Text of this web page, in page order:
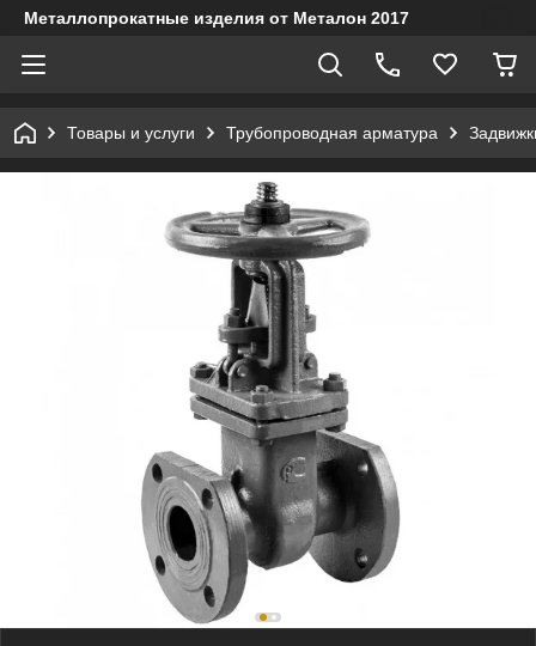
Металлопрокатные изделия от Металон 2017
Товары и услуги Трубопроводная арматура